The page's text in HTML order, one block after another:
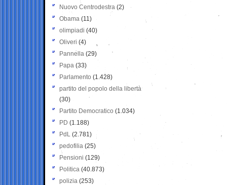
Nuovo Centrodestra (2)
Obama (11)
olimpiadi (40)
Oliveri (4)
Pannella (29)
Papa (33)
Parlamento (1.428)
partito del popolo della libertà
(30)
Partito Democratico (1.034)
PD (1.188)
PdL (2.781)
pedofilia (25)
Pensioni (129)
Politica (40.873)
polizia (253)